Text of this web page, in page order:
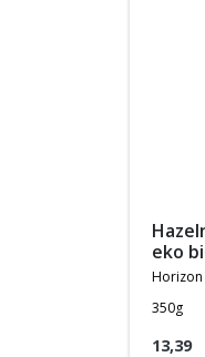
hazelnoot rozijnenpasta
eko
horizon
350g
13,39